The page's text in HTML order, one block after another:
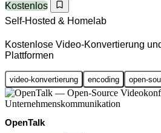
Kostenlos
Self-Hosted & Homelab
Kostenlose Video-Konvertierung
Plattformen
video-konvertierung encoding open-
OpenTalk